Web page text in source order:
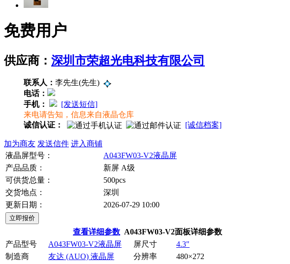
免费用户
供应商： 深圳市荣超光电科技有限公司
联系人： 李先生(先生)
电话：
手机：
[发送短信]
来电请告知，信息来自液晶仓库
诚信认证：
[诚信档案]
加为商友 发送信件 进入商铺
液晶屏型号：
A043FW03-V2液晶屏
产品品质：
新屏 A级
可供货总量：
500pcs
交货地点：
深圳
更新日期：
2026-07-29 10:00
查看详细参数 A043FW03-V2面板详细参数
产品型号
A043FW03-V2液晶屏 屏尺寸
4.3"
制造商
友达 (AUO) 液晶屏 分辨率
480×272